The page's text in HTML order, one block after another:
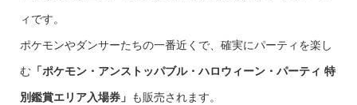
ィです。
ポケモンやダンサーたちの一番近くで、確実にパーティを楽し
む「ポケモン・アンストッパブル・ハロウィーン・パーティ 特
別鑑賞エリア入場券」 も販売されます。